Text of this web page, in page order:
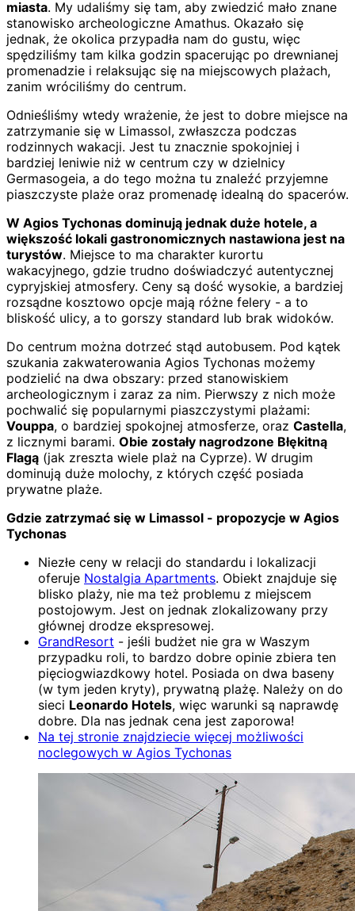
miasta. My udaliśmy się tam, aby zwiedzić mało znane
stanowisko archeologiczne Amathus. Okazało się
jednak, że okolica przypadła nam do gustu, więc
spędziliśmy tam kilka godzin spacerując po drewnianej
promenadzie i relaksując się na miejscowych plażach,
zanim wróciliśmy do centrum.
Odnieśliśmy wtedy wrażenie, że jest to dobre miejsce na
zatrzymanie się w Limassol, zwłaszcza podczas
rodzinnych wakacji. Jest tu znacznie spokojniej i
bardziej leniwie niż w centrum czy w dzielnicy
Germasogeia, a do tego można tu znaleźć przyjemne
piaszczyste plaże oraz promenadę idealną do spacerów.
W Agios Tychonas dominują jednak duże hotele, a
większość lokali gastronomicznych nastawiona jest na
turystów. Miejsce to ma charakter kurortu
wakacyjnego, gdzie trudno doświadczyć autentycznej
cypryjskiej atmosfery. Ceny są dość wysokie, a bardziej
rozsądne kosztowo opcje mają różne felery - a to
bliskość ulicy, a to gorszy standard lub brak widoków.
Do centrum można dotrzeć stąd autobusem. Pod kątek
szukania zakwaterowania Agios Tychonas możemy
podzielić na dwa obszary: przed stanowiskiem
archeologicznym i zaraz za nim. Pierwszy z nich może
pochwalić się popularnymi piaszczystymi plażami:
Vouppa, o bardziej spokojnej atmosferze, oraz Castella,
z licznymi barami. Obie zostały nagrodzone Błękitną
Flagą (jak zreszta wiele plaż na Cyprze). W drugim
dominują duże molochy, z których część posiada
prywatne plaże.
Gdzie zatrzymać się w Limassol - propozycje w Agios
Tychonas
Niezłe ceny w relacji do standardu i lokalizacji
oferuje Nostalgia Apartments. Obiekt znajduje się
blisko plaży, nie ma też problemu z miejscem
postojowym. Jest on jednak zlokalizowany przy
głównej drodze ekspresowej.
GrandResort - jeśli budżet nie gra w Waszym
przypadku roli, to bardzo dobre opinie zbiera ten
pięciogwiazdkowy hotel. Posiada on dwa baseny
(w tym jeden kryty), prywatną plażę. Należy on do
sieci Leonardo Hotels, więc warunki są naprawdę
dobre. Dla nas jednak cena jest zaporowa!
Na tej stronie znajdziecie więcej możliwości
noclegowych w Agios Tychonas